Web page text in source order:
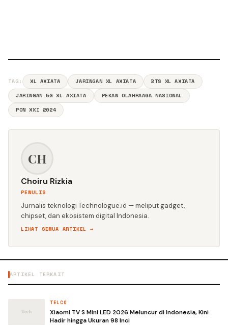
TAG: XL AXIATA JARINGAN XL AXIATA
BTS XL AXIATA
JARINGAN 5G XL AXIATA
PEKAN OLAHRAAGA NASIONAL
PON XXI 2024
CH
Choiru Rizkia
PENULIS
Jurnalis teknologi Technologue.id — meliput gadget,
chipset, dan ekosistem digital Indonesia.
LIHAT SEMUA ARTIKEL →
ARTIKEL TERKAIT
TELCO
Xiaomi TV S Mini LED 2026 Meluncur di Indonesia, Kini
Hadir hingga Ukuran 98 Inci